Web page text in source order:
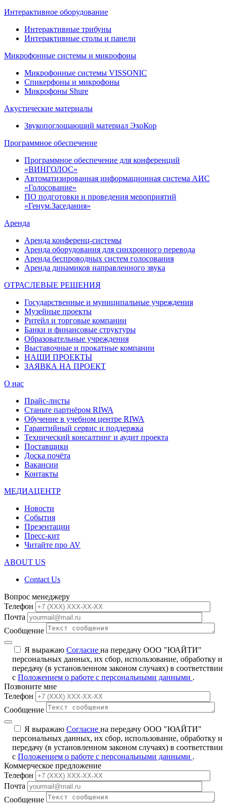
Интерактивное оборудование
Интерактивные трибуны
Интерактивные столы и панели
Микрофонные системы и микрофоны
Микрофонные системы VISSONIC
Спикерфоны и микрофоны
Микрофоны Shure
Акустические материалы
Звукопоглощающий материал ЭхоКор
Программное обеспечение
Программное обеспечение для конференций
«ВИНГОЛОС»
Автоматизированная информационная система АИС
«Голосование»
ПО подготовки и проведения мероприятий
«Генум.Заседания»
Аренда
Аренда конференц-системы
Аренда оборудования для синхронного перевода
Аренда беспроводных систем голосования
Аренда динамиков направленного звука
ОТРАСЛЕВЫЕ РЕШЕНИЯ
Государственные и муниципальные учреждения
Музейные проекты
Ритейл и торговые компании
Банки и финансовые структуры
Образовательные учреждения
Выставочные и прокатные компании
НАШИ ПРОЕКТЫ
ЗАЯВКА НА ПРОЕКТ
О нас
Прайс-листы
Станьте партнёром RIWA
Обучение в учебном центре RIWA
Гарантийный сервис и поддержка
Технический консалтинг и аудит проекта
Поставщики
Доска почёта
Вакансии
Контакты
МЕДИАЦЕНТР
Новости
События
Презентации
Пресс-кит
Читайте про AV
ABOUT US
Contact Us
Вопрос менеджеру
Телефон
Почта
Сообщение
Я выражаю Согласие на передачу ООО "ЮАЙТИ"
персональных данных, их сбор, использование, обработку и
передачу (в установленном законом случаях) в соответствии
с Положением о работе с персональными данными .
Позвоните мне
Телефон
Сообщение
Я выражаю Согласие на передачу ООО "ЮАЙТИ"
персональных данных, их сбор, использование, обработку и
передачу (в установленном законом случаях) в соответствии
с Положением о работе с персональными данными .
Коммерческое предложение
Телефон
Почта
Сообщение